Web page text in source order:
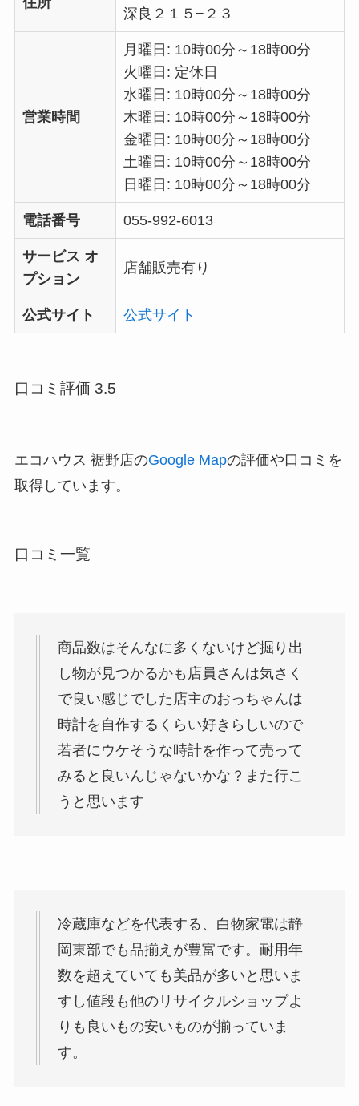
深良２１５−２３
営業時間
月曜日: 10時00分～18時00分
火曜日: 定休日
水曜日: 10時00分～18時00分
木曜日: 10時00分～18時00分
金曜日: 10時00分～18時00分
土曜日: 10時00分～18時00分
日曜日: 10時00分～18時00分
電話番号 055-992-6013
サービス オ
プション
店舗販売有り
公式サイト 公式サイト
口コミ評価 3.5
エコハウス 裾野店のGoogle Mapの評価や口コミを
取得しています。
口コミ一覧
商品数はそんなに多くないけど掘り出
し物が見つかるかも店員さんは気さく
で良い感じでした店主のおっちゃんは
時計を自作するくらい好きらしいので
若者にウケそうな時計を作って売って
みると良いんじゃないかな？また行こ
うと思います
冷蔵庫などを代表する、白物家電は静
岡東部でも品揃えが豊富です。耐用年
数を超えていても美品が多いと思いま
すし値段も他のリサイクルショップよ
りも良いもの安いものが揃っていま
す。